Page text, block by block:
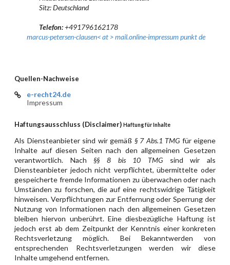
Telefon: +491796162178
marcus-petersen-clausen< at > mail.online-impressum punkt de
Quellen-Nachweise
e-recht24.de
Impressum
Haftungsausschluss (Disclaimer) Haftung für Inhalte
Als Diensteanbieter sind wir gemäß § 7 Abs.1 TMG für eigene
Inhalte auf diesen Seiten nach den allgemeinen Gesetzen
verantwortlich. Nach §§ 8 bis 10 TMG sind wir als
Diensteanbieter jedoch nicht verpflichtet, übermittelte oder
gespeicherte fremde Informationen zu überwachen oder nach
Umständen zu forschen, die auf eine rechtswidrige Tätigkeit
hinweisen. Verpflichtungen zur Entfernung oder Sperrung der
Nutzung von Informationen nach den allgemeinen Gesetzen
bleiben hiervon unberührt. Eine diesbezügliche Haftung ist
jedoch erst ab dem Zeitpunkt der Kenntnis einer konkreten
Rechtsverletzung möglich. Bei Bekanntwerden von
entsprechenden Rechtsverletzungen werden wir diese
Inhalte umgehend entfernen.